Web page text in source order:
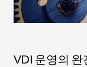
VDI 운영의 완